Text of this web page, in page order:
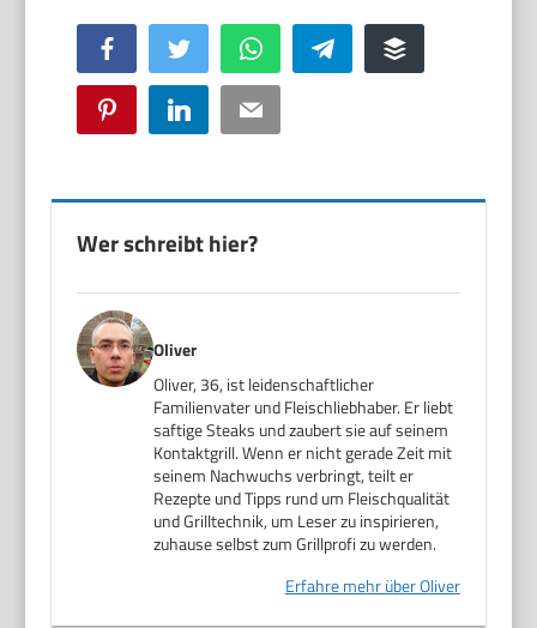
Facebook Twitter WhatsApp Telegram Buffer
Pinterest LinkedIn Email
Wer schreibt hier?
Oliver
Oliver, 36, ist leidenschaftlicher
Familienvater und Fleischliebhaber. Er liebt
saftige Steaks und zaubert sie auf seinem
Kontaktgrill. Wenn er nicht gerade Zeit mit
seinem Nachwuchs verbringt, teilt er
Rezepte und Tipps rund um Fleischqualität
und Grilltechnik, um Leser zu inspirieren,
zuhause selbst zum Grillprofi zu werden.
Erfahre mehr über Oliver